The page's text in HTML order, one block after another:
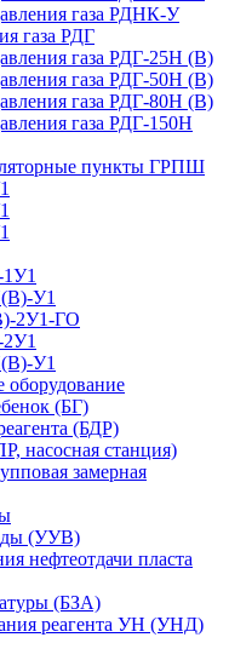
газа РДНК-У
газа РДГ
газа РДГ-25Н (В)
газа РДГ-50Н (В)
газа РДГ-80Н (В)
газа РДГ-150Н
пункты ГРПШ
У1
2У1-ГО
У1
оборудование
(БГ)
(БДР)
насосная станция)
замерная
(УУВ)
нефтеотдачи пласта
(БЗА)
реагента УН (УНД)